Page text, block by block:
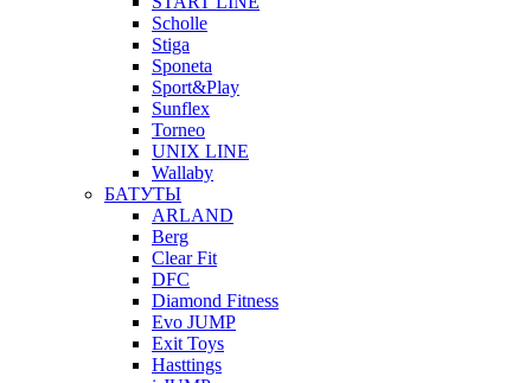
Scholle
Stiga
Sponeta
Sport&Play
Sunflex
Torneo
UNIX LINE
Wallaby
БАТУТЫ
ARLAND
Berg
Clear Fit
DFC
Diamond Fitness
Evo JUMP
Exit Toys
Hasttings